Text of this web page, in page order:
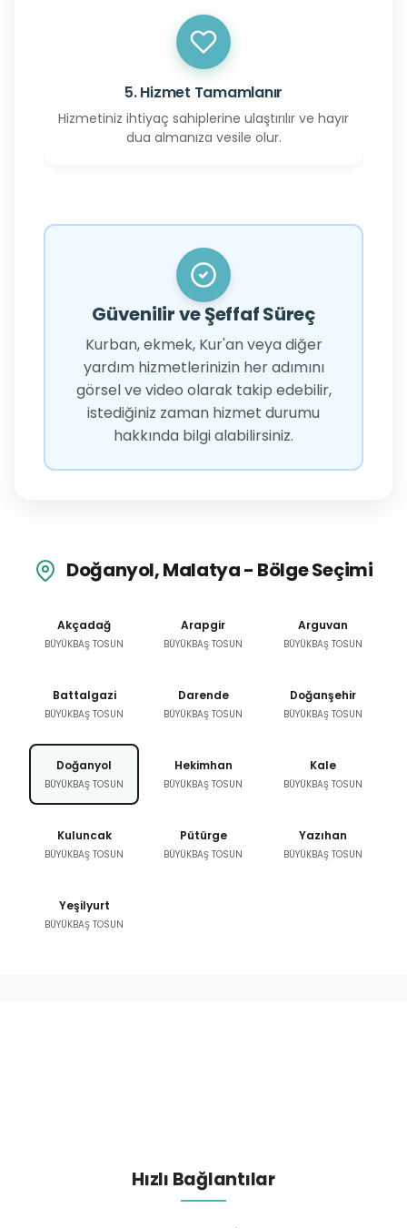
5. Hizmet Tamamlanır
Hizmetiniz ihtiyaç sahiplerine ulaştırılır ve hayır
dua almanıza vesile olur.
Güvenilir ve Şeffaf Süreç
Kurban, ekmek, Kur'an veya diğer
yardım hizmetlerinizin her adımını
görsel ve video olarak takip edebilir,
istediğiniz zaman hizmet durumu
hakkında bilgi alabilirsiniz.
Doğanyol, Malatya - Bölge Seçimi
Akçadağ
BÜYÜKBAŞ TOSUN
Arapgir
BÜYÜKBAŞ TOSUN
Arguvan
BÜYÜKBAŞ TOSUN
Battalgazi
BÜYÜKBAŞ TOSUN
Darende
BÜYÜKBAŞ TOSUN
Doğanşehir
BÜYÜKBAŞ TOSUN
Doğanyol
BÜYÜKBAŞ TOSUN
Hekimhan
BÜYÜKBAŞ TOSUN
Kale
BÜYÜKBAŞ TOSUN
Kuluncak
BÜYÜKBAŞ TOSUN
Pütürge
BÜYÜKBAŞ TOSUN
Yazıhan
BÜYÜKBAŞ TOSUN
Yeşilyurt
BÜYÜKBAŞ TOSUN
Hızlı Bağlantılar